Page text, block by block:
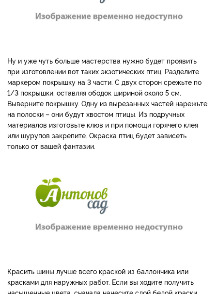
Ну и уже чуть больше мастерства нужно будет проявить
при изготовлении вот таких экзотических птиц. Разделите
маркером покрышку на 3 части. С двух сторон срежьте по
1/3 покрышки, оставляя ободок шириной около 5 см.
Выверните покрышку. Одну из вырезанных частей нарежьте
на полоски – они будут хвостом птицы. Из подручных
материалов изготовьте клюв и при помощи горячего клея
или шурупов закрепите. Окраска птиц будет зависеть
только от вашей фантазии.
Красить шины лучше всего краской из баллончика или
красками для наружных работ. Если вы ходите получить